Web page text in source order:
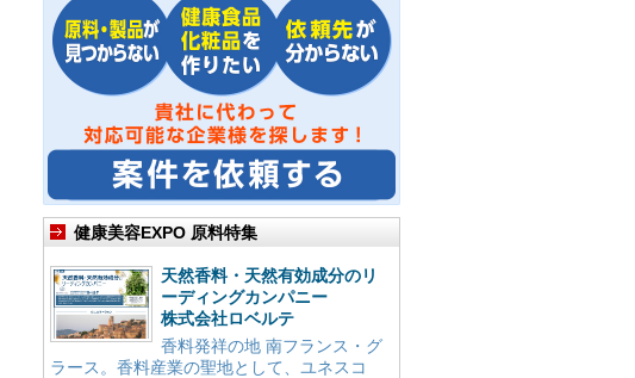
健康美容EXPO 原料特集
天然香料・天然有効成分のリ
ーディングカンパニー
株式会社ロベルテ
香料発祥の地 南フランス・グ
ラース。香料産業の聖地として、ユネスコ